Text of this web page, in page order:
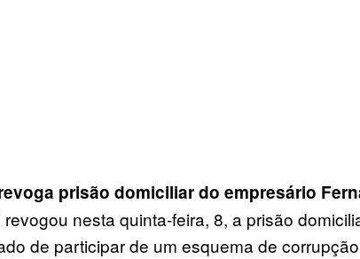
prisão domiciliar do empresário
nesta quinta-feira, 8, a prisão
de participar de um esquema de